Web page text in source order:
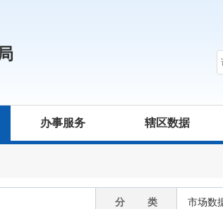
办事服务 辖区数据
分 类 市场数